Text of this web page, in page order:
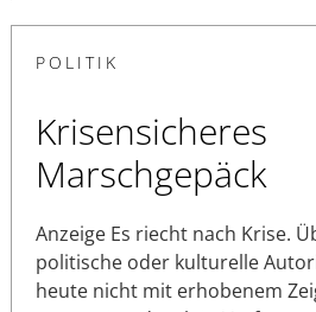
POLITIK
Krisensicheres
Marschgepäck
Anzeige Es riecht nach Krise.
politische oder kulturelle
heute nicht mit erhobenem